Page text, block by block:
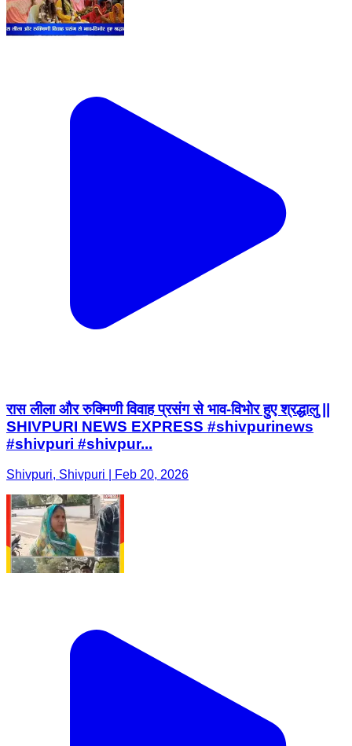
रास लीला और रुक्मिणी विवाह प्रसंग से भाव-विभोर हुए श्रद्धालु ||
SHIVPURI NEWS EXPRESS #shivpurinews
#shivpuri #shivpur...
Shivpuri, Shivpuri | Feb 20, 2026